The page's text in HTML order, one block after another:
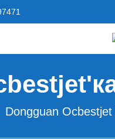
Dongguan